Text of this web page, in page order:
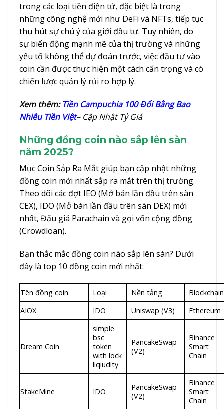
trong các loại tiền điện tử, đặc biệt là trong
những công nghệ mới như DeFi và NFTs, tiếp tục
thu hút sự chú ý của giới đầu tư. Tuy nhiên, do
sự biến động mạnh mẽ của thị trường và những
yếu tố không thể dự đoán trước, việc đầu tư vào
coin cần được thực hiện một cách cẩn trọng và có
chiến lược quản lý rủi ro hợp lý.
Xem thêm: Tiền Campuchia 100 Đổi Bằng Bao
Nhiêu Tiền Việt– Cập Nhật Tỷ Giá
Những đồng coin nào sắp lên sàn
năm 2025?
Mục Coin Sắp Ra Mắt giúp bạn cập nhật những
đồng coin mới nhất sắp ra mắt trên thị trường.
Theo dõi các đợt IEO (Mở bán lần đầu trên sàn
CEX), IDO (Mở bán lần đầu trên sàn DEX) mới
nhất, Đấu giá Parachain và gọi vốn cộng đồng
(Crowdloan).
Bạn thắc mắc đồng coin nào sắp lên sàn? Dưới
đây là top 10 đồng coin mới nhất:
Tên đồng coin Loại Nền tảng
Blockchain
AIOX
IDO Uniswap (V3) Ethereum
Dream Coin
simple
bsc
token
with lock
liqiudity
PancakeSwap
(V2)
Binance
Smart
Chain
StakeMine IDO
PancakeSwap
(V2)
Binance
Smart
Chain